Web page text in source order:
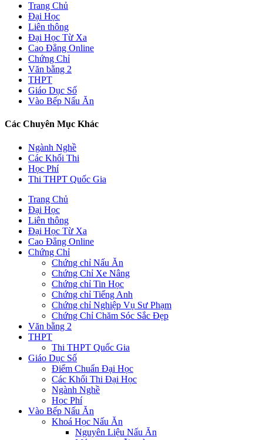
Trang Chủ
Đại Học
Liên thông
Đại Học Từ Xa
Cao Đẳng Online
Chứng Chỉ
Văn bằng 2
THPT
Giáo Dục Số
Vào Bếp Nấu Ăn
Các Chuyên Mục Khác
Ngành Nghề
Các Khối Thi
Học Phí
Thi THPT Quốc Gia
Trang Chủ
Đại Học
Liên thông
Đại Học Từ Xa
Cao Đẳng Online
Chứng Chỉ
Chứng chỉ Nấu Ăn
Chứng Chỉ Xe Nâng
Chứng chỉ Tin Học
Chứng chỉ Tiếng Anh
Chứng chỉ Nghiệp Vụ Sư Phạm
Chứng Chỉ Chăm Sóc Sắc Đẹp
Văn bằng 2
THPT
Thi THPT Quốc Gia
Giáo Dục Số
Điểm Chuẩn Đại Học
Các Khối Thi Đại Học
Ngành Nghề
Học Phí
Vào Bếp Nấu Ăn
Khoá Học Nấu Ăn
Nguyên Liệu Nấu Ăn